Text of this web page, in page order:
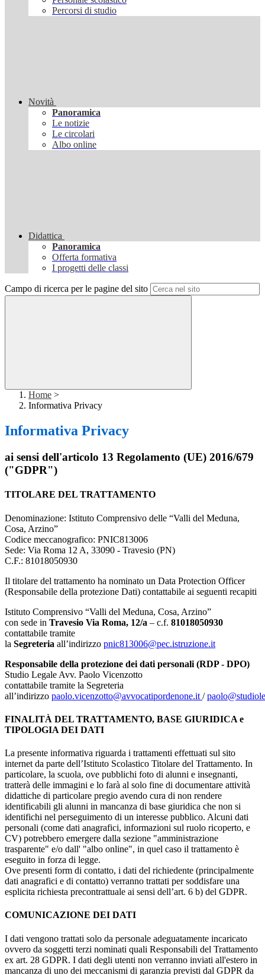
Percorsi di studio
Novità
Panoramica
Le notizie
Le circolari
Albo online
Didattica
Panoramica
Offerta formativa
I progetti delle classi
Campo di ricerca per le pagine del sito
Home >
Informativa Privacy
Informativa Privacy
ai sensi dell'articolo 13 Regolamento (UE) 2016/679
("GDPR")
TITOLARE DEL TRATTAMENTO
Denominazione: Istituto Comprensivo delle “Valli del Meduna,
Cosa, Arzino”
Codice meccanografico: PNIC813006
Sede: Via Roma 12 A, 33090 - Travesio (PN)
C.F.: 81018050930
Il titolare del trattamento ha nominato un Data Protection Officer
(Responsabile della protezione Dati) contattabile ai seguenti recapiti
Istituto Comprensivo “Valli del Meduna, Cosa, Arzino”
con sede in Travesio Via Roma, 12/a – c.f. 81018050930
contattabile tramite
la Segreteria all’indirizzo pnic813006@pec.istruzione.it
Responsabile della protezione dei dati personali (RDP - DPO)
Studio Legale Avv. Paolo Vicenzotto
contattabile tramite la Segreteria
all’indirizzo paolo.vicenzotto@avvocatipordenone.it /
FINALITÀ DEL TRATTAMENTO, BASE GIURIDICA e
TIPOLOGIA DEI DATI
La presente informativa riguarda i trattamenti effettuati sul sito
internet da parte dell’Istituto Scolastico Titolare del Trattamento. In
particolare, la scuola, ove pubblichi foto di alunni e insegnanti,
tratterà delle immagini e lo farà al solo fine di documentare attività
didattiche di particolare pregio avendo cura di non rendere
identificabili gli alunni in mancanza di base giuridica che non si
identifichi nel perseguimento di un interesse pubblico. Alcuni dati
personali (come dati anagrafici, informazioni sul ruolo ricoperto, e
CV) potrebbero emergere dalla sezione "amministrazione
trasparente" e/o dall' "albo online", in quel caso il trattamento è
eseguito in forza di legge.
Ove presenti form di contatto, i dati del richiedente (principalmente
dati anagrafici e di contatto) verranno trattati per soddisfare una
esplicita richiesta precontrattuale ai sensi dell’art. 6 b) del GDPR.
COMUNICAZIONE DEI DATI
I dati vengono trattati solo da personale adeguatamente incaricato
ovvero da soggetti terzi nominati quali Responsabili del Trattamento
ex art. 28 GDPR. I dati degli utenti non verranno inviati all'estero in
mancanza di uno dei meccanismi di garanzia previsti dal GDPR da